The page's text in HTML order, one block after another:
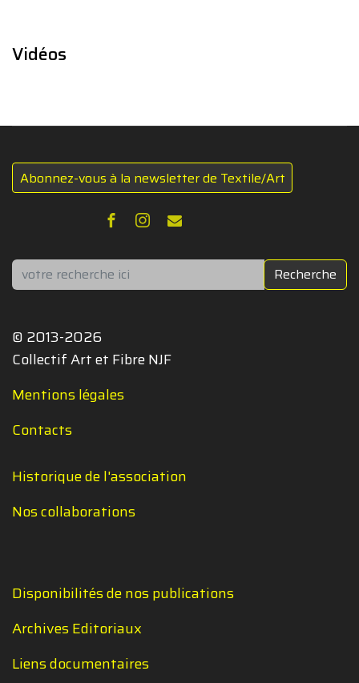
Vidéos
Abonnez-vous à la newsletter de Textile/Art
Rechercher Recherche
© 2013-2026
Collectif Art et Fibre NJF
Mentions légales
Contacts
Historique de l'association
Nos collaborations
Disponibilités de nos publications
Archives Editoriaux
Liens documentaires